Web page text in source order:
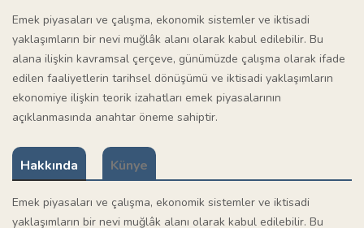
Emek piyasaları ve çalışma, ekonomik sistemler ve iktisadi
yaklaşımların bir nevi muğlâk alanı olarak kabul edilebilir. Bu
alana ilişkin kavramsal çerçeve, günümüzde çalışma olarak ifade
edilen faaliyetlerin tarihsel dönüşümü ve iktisadi yaklaşımların
ekonomiye ilişkin teorik izahatları emek piyasalarının
açıklanmasında anahtar öneme sahiptir.
Hakkında Künye
Emek piyasaları ve çalışma, ekonomik sistemler ve iktisadi
yaklaşımların bir nevi muğlâk alanı olarak kabul edilebilir. Bu